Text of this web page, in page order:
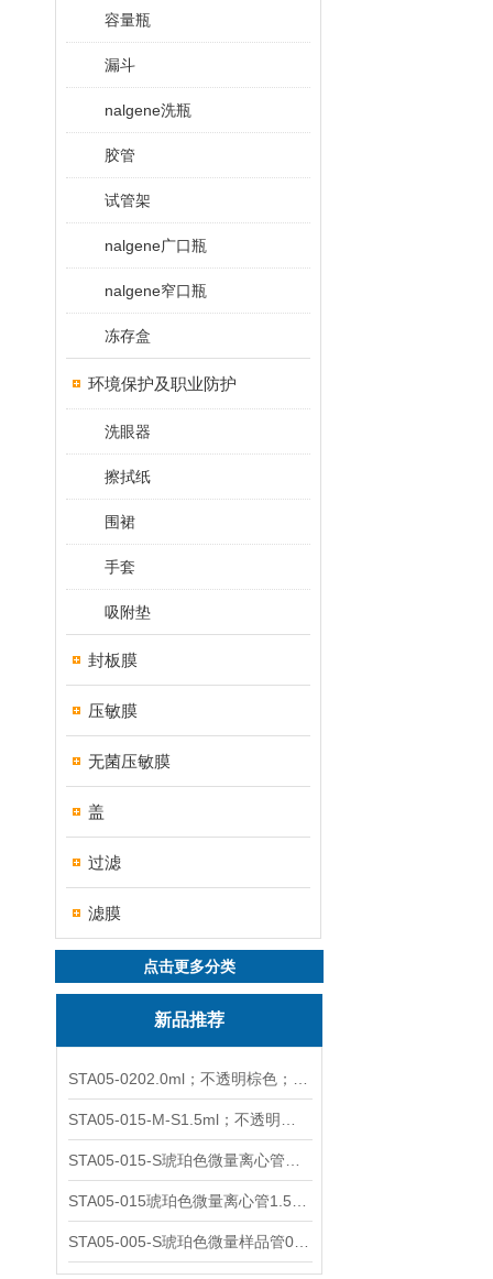
容量瓶
漏斗
nalgene洗瓶
胶管
试管架
nalgene广口瓶
nalgene窄口瓶
冻存盒
环境保护及职业防护
洗眼器
擦拭纸
围裙
手套
吸附垫
封板膜
压敏膜
无菌压敏膜
盖
过滤
滤膜
点击更多分类
新品推荐